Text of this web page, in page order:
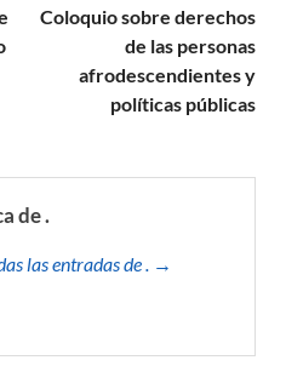
Coloquio sobre derechos
de las personas
afrodescendientes y
políticas públicas
de .
las entradas de . →